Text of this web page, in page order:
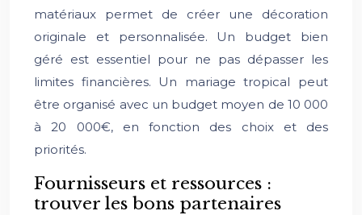
matériaux permet de créer une décoration
originale et personnalisée. Un budget bien
géré est essentiel pour ne pas dépasser les
limites financières. Un mariage tropical peut
être organisé avec un budget moyen de 10 000
à 20 000€, en fonction des choix et des
priorités.
Fournisseurs et ressources :
trouver les bons partenaires